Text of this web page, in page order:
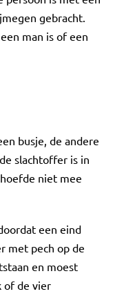
gebracht.
man is of een
busje, de andere
slachtoffer is in
niet mee
een eind
met pech op de
en moest
of de vier